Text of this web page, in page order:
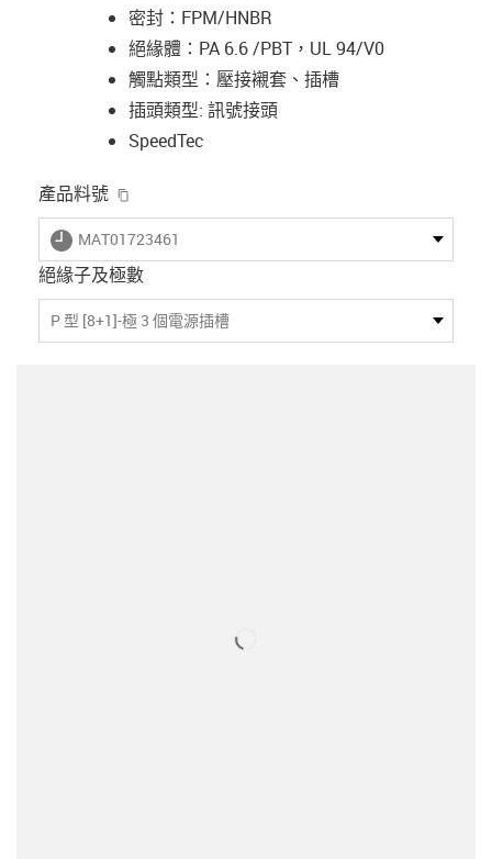
密封：FPM/HNBR
絕緣體：PA 6.6 /PBT，UL 94/V0
觸點類型：壓接襯套、插槽
插頭類型: 訊號接頭
SpeedTec
產品料號
igus-icon-lieferzeit
MAT01723461
絕緣子及極數
P 型 [8+1]-極 3 個電源插槽